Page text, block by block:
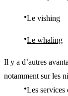
Le vishing
Le whaling
Il y a d’autres
notamment sur les
Les services